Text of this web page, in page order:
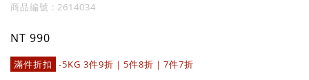
商品編號 : 2614034
NT 990
滿件折扣 -5KG 3件9折｜5件8折｜7件7折